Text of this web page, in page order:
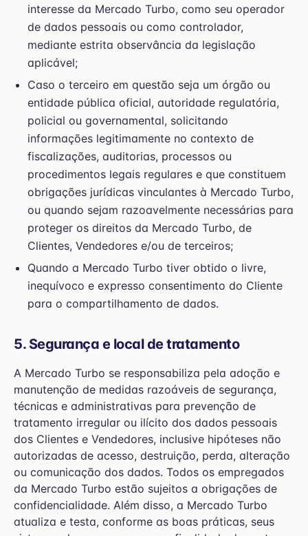
interesse da Mercado Turbo, como seu operador
de dados pessoais ou como controlador,
mediante estrita observância da legislação
aplicável;
Caso o terceiro em questão seja um órgão ou
entidade pública oficial, autoridade regulatória,
policial ou governamental, solicitando
informações legitimamente no contexto de
fiscalizações, auditorias, processos ou
procedimentos legais regulares e que constituem
obrigações jurídicas vinculantes à Mercado Turbo,
ou quando sejam razoavelmente necessárias para
proteger os direitos da Mercado Turbo, de
Clientes, Vendedores e/ou de terceiros;
Quando a Mercado Turbo tiver obtido o livre,
inequívoco e expresso consentimento do Cliente
para o compartilhamento de dados.
5. Segurança e local de tratamento
A Mercado Turbo se responsabiliza pela adoção e
manutenção de medidas razoáveis de segurança,
técnicas e administrativas para prevenção de
tratamento irregular ou ilícito dos dados pessoais
dos Clientes e Vendedores, inclusive hipóteses não
autorizadas de acesso, destruição, perda, alteração
ou comunicação dos dados. Todos os empregados
da Mercado Turbo estão sujeitos a obrigações de
confidencialidade. Além disso, a Mercado Turbo
atualiza e testa, conforme as boas práticas, seus